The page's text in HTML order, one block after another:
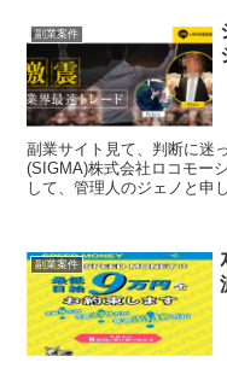
副業案件
副業サイト見て、判断に迷
(SIGMA)株式会社ロコモー
して、管理人のジェノと申
副業案件